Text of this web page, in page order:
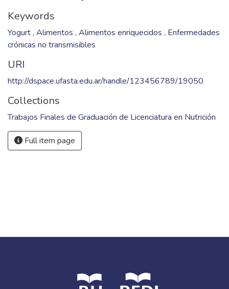
Fil: Flores, Lucía. Universidad FASTA. Facultad de Ciencias
Médicas; Argentina.
Ciencias Médicas; Argentina.
Keywords
Yogurt,Alimentos
crónicas no transmisibles
URI
http://dspace.ufasta.edu.ar/handle/123456789/19050